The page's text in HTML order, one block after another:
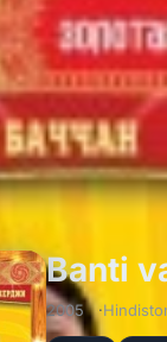
Banti
2005